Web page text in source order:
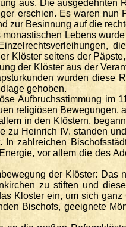
aus. Die ausgedehnten
erschien. Es waren
zur Besinnung auf die
Lebens
Klöster seitens der
der Klöster aus der
wurden diese
gehoben.
Aufbruchsstimmung im
religiösen Bewegungen,
in den Klöstern,
zu Heinrich IV. standen
In zahlreichen
vor allem die des
der Klöster:
zu stiften und
Kloster ein, um sich
Bischofs, geeignete